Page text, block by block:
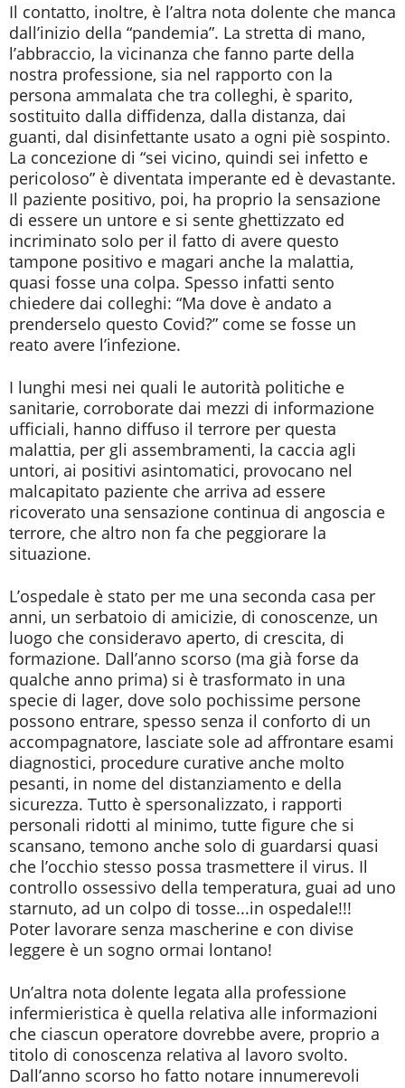
Il contatto, inoltre, è l’altra nota dolente che manca
dall’inizio della “pandemia”. La stretta di mano,
l’abbraccio, la vicinanza che fanno parte della
nostra professione, sia nel rapporto con la
persona ammalata che tra colleghi, è sparito,
sostituito dalla diffidenza, dalla distanza, dai
guanti, dal disinfettante usato a ogni piè sospinto.
La concezione di “sei vicino, quindi sei infetto e
pericoloso” è diventata imperante ed è devastante.
Il paziente positivo, poi, ha proprio la sensazione
di essere un untore e si sente ghettizzato ed
incriminato solo per il fatto di avere questo
tampone positivo e magari anche la malattia,
quasi fosse una colpa. Spesso infatti sento
chiedere dai colleghi: “Ma dove è andato a
prenderselo questo Covid?” come se fosse un
reato avere l’infezione.
I lunghi mesi nei quali le autorità politiche e
sanitarie, corroborate dai mezzi di informazione
ufficiali, hanno diffuso il terrore per questa
malattia, per gli assembramenti, la caccia agli
untori, ai positivi asintomatici, provocano nel
malcapitato paziente che arriva ad essere
ricoverato una sensazione continua di angoscia e
terrore, che altro non fa che peggiorare la
situazione.
L’ospedale è stato per me una seconda casa per
anni, un serbatoio di amicizie, di conoscenze, un
luogo che consideravo aperto, di crescita, di
formazione. Dall’anno scorso (ma già forse da
qualche anno prima) si è trasformato in una
specie di lager, dove solo pochissime persone
possono entrare, spesso senza il conforto di un
accompagnatore, lasciate sole ad affrontare esami
diagnostici, procedure curative anche molto
pesanti, in nome del distanziamento e della
sicurezza. Tutto è spersonalizzato, i rapporti
personali ridotti al minimo, tutte figure che si
scansano, temono anche solo di guardarsi quasi
che l’occhio stesso possa trasmettere il virus. Il
controllo ossessivo della temperatura, guai ad uno
starnuto, ad un colpo di tosse...in ospedale!!!
Poter lavorare senza mascherine e con divise
leggere è un sogno ormai lontano!
Un’altra nota dolente legata alla professione
infermieristica è quella relativa alle informazioni
che ciascun operatore dovrebbe avere, proprio a
titolo di conoscenza relativa al lavoro svolto.
Dall’anno scorso ho fatto notare innumerevoli